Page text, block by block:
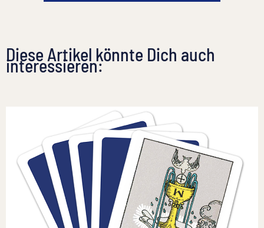
Diese Artikel könnte Dich auch
interessieren: